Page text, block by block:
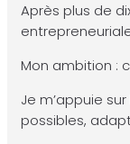
Après plus de
Mon ambition :
Je m’appuie
possibles,